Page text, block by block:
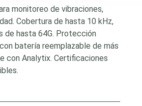
monitoreo de vibraciones,
Cobertura de hasta 10 kHz,
de hasta 64G. Protección
batería reemplazable de más
con Analytix. Certificaciones